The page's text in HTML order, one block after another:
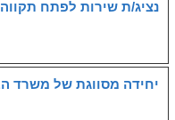
נציג/ת שירות לפתח תקווה
יחידה מסווגת של משרד